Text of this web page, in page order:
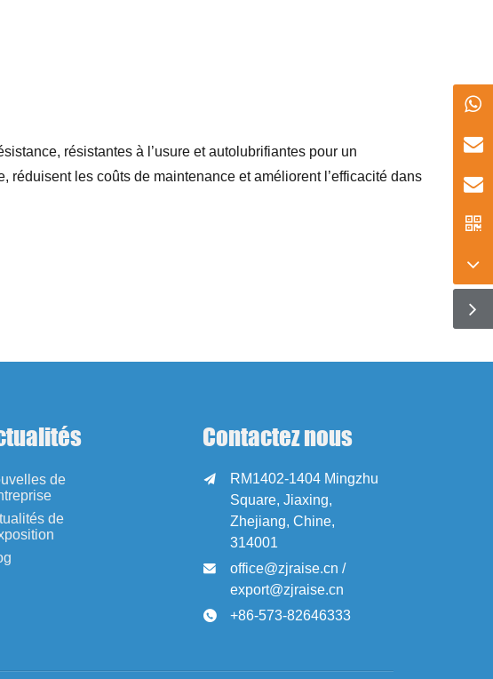
résistantes à l’usure et autolubrifiantes pour un
les coûts de maintenance et améliorent l’efficacité dans
de
de
Contactez nous

RM1402-1404 Mingzhu
Square, Jiaxing,
Zhejiang, Chine,
314001

office@zjraise.cn /
export@zjraise.cn
 +86-573-82646333